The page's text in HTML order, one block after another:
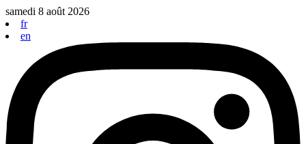
Aller
au
contenu
samedi 8 août 2026
fr
en